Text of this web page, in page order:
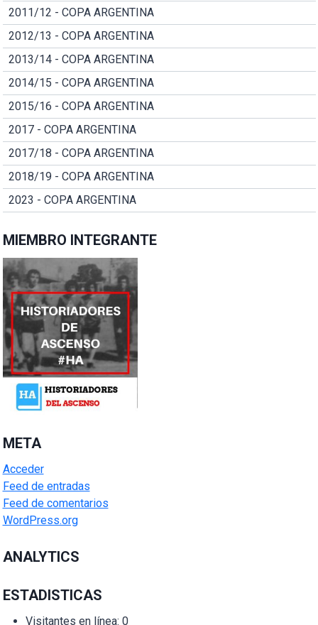
2011/12 - COPA ARGENTINA
2012/13 - COPA ARGENTINA
2013/14 - COPA ARGENTINA
2014/15 - COPA ARGENTINA
2015/16 - COPA ARGENTINA
2017 - COPA ARGENTINA
2017/18 - COPA ARGENTINA
2018/19 - COPA ARGENTINA
2023 - COPA ARGENTINA
MIEMBRO INTEGRANTE
META
Acceder
Feed de entradas
Feed de comentarios
WordPress.org
ANALYTICS
ESTADISTICAS
Visitantes en línea: 0